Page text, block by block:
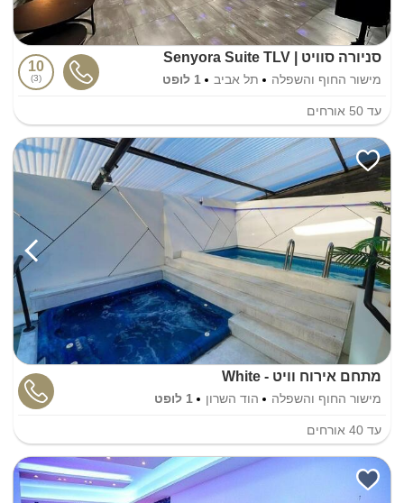
סניורה סוויט | Senyora Suite TLV
מישור החוף והשפלה תל אביב 1 לופט
10
3
עד 50 אורחים
מתחם אירוח וויט - White
מישור החוף והשפלה הוד השרון 1 לופט
עד 40 אורחים